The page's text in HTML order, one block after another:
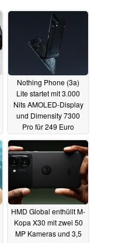
Nothing Phone (3a)
Lite startet mit 3.000
Nits AMOLED-Display
und Dimensity 7300
Pro für 249 Euro
29.10.2025
HMD Global enthüllt M-
Kopa X30 mit zwei 50
MP Kameras und 3,5